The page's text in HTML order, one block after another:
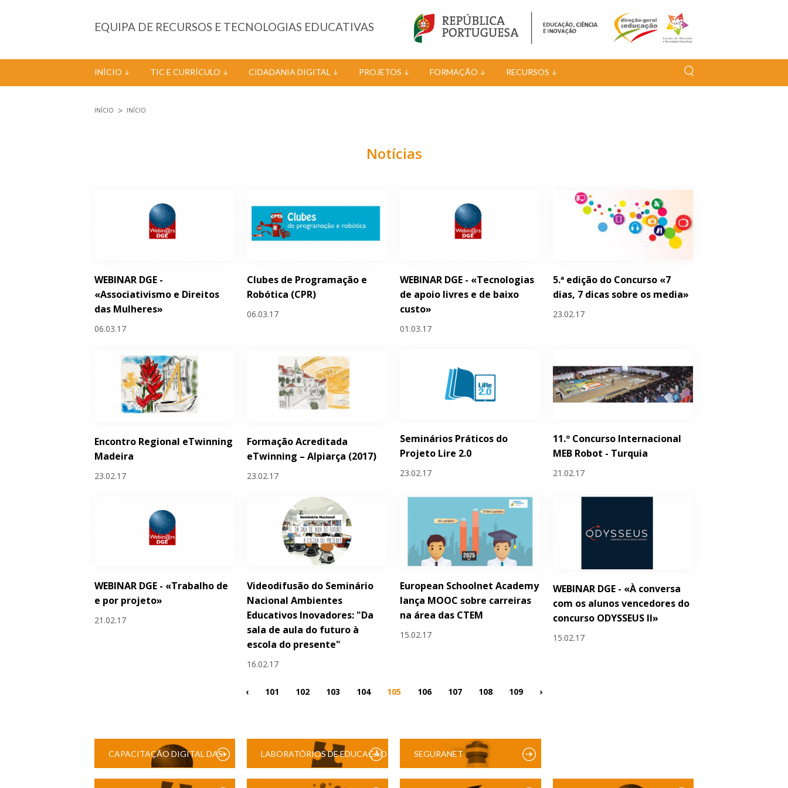
EQUIPA DE RECURSOS E TECNOLOGIAS EDUCATIVAS
INÍCIO TIC E CURRÍCULO CIDADANIA DIGITAL PROJETOS FORMAÇÃO RECURSOS
INÍCIO INÍCIO
Notícias
WEBINAR DGE -
«Associativismo e Direitos
das Mulheres»
06.03.17
Clubes de Programação e
Robótica (CPR)
06.03.17
WEBINAR DGE - «Tecnologias
de apoio livres e de baixo
custo»
01.03.17
5.ª edição do Concurso «7
dias, 7 dicas sobre os media»
23.02.17
Encontro Regional eTwinning
Madeira
23.02.17
Formação Acreditada
eTwinning – Alpiarça (2017)
23.02.17
Seminários Práticos do
Projeto Lire 2.0
23.02.17
11.º Concurso Internacional
MEB Robot - Turquia
21.02.17
WEBINAR DGE - «Trabalho de
e por projeto»
21.02.17
Videodifusão do Seminário
Nacional Ambientes
Educativos Inovadores: "Da
sala de aula do futuro à
escola do presente"
16.02.17
European Schoolnet Academy
lança MOOC sobre carreiras
na área das CTEM
15.02.17
WEBINAR DGE - «À conversa
com os alunos vencedores do
concurso ODYSSEUS II»
15.02.17
Páginas
‹ 101 102 103 104 105 106 107 108 109 ›
CAPACITAÇÃO DIGITAL DAS LABORATÓRIOS DE EDUCAÇÃO SEGURANET